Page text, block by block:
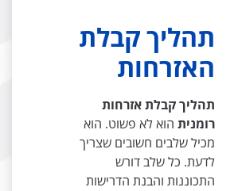
תהליך קבלת
האזרחות
תהליך קבלת אזרחות
רומניתהוא לא פשוט. הוא
מכיל שלבים חשובים שצריך
לדעת. כל שלב דורש
התכוננות והבנת הדרישות